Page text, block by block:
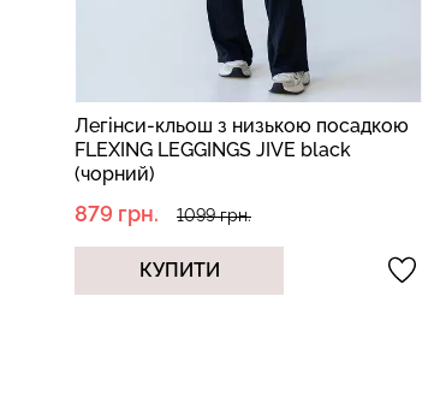
Легінси з широким поясом FLEXING
LEGGINGS ACTIVE black (чорний)
769 грн. 1099 грн.
КУПИТИ